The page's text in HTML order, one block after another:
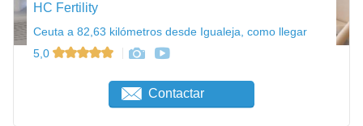
HC Fertility
Ceuta a 82,63 kilómetros desde Igualeja, como llegar
5,0
Contactar